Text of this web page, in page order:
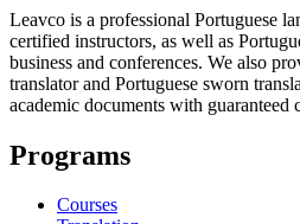
Leavco is a professional Portuguese
certified instructors, as well as
business and conferences. We also
translator and Portuguese sworn
academic documents with guaranteed
Programs
Courses